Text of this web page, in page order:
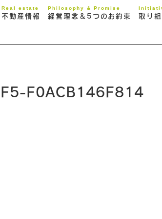
Real estate
不動産情報
Philosophy & Promise
経営理念＆5つのお約束 取り
F0ACB146F814